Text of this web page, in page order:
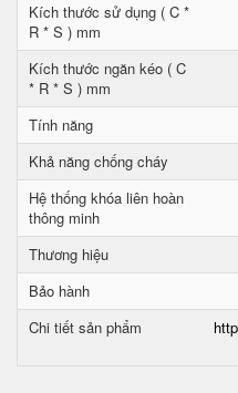
Kích thước sử dụng ( C *
R * S ) mm
Kích thước ngăn kéo ( C
* R * S ) mm
Tính năng
Khả năng chống cháy
Hệ thống khóa liên hoàn
thông minh
Thương hiệu
Bảo hành
Chi tiết sản phẩm